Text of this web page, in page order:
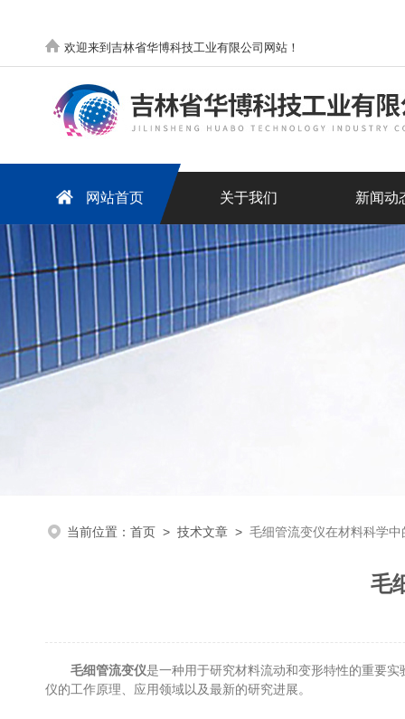
欢迎来到吉林省华博科技工业有限公司网站！
网站首页 关于我们 新闻动
当前位置： 首页 > 技术文章 > 毛细管流变仪在材料科学
毛
毛细管流变仪是一种用于研究材料流动和变形特性的重要
仪的工作原理、应用领域以及最新的研究进展。